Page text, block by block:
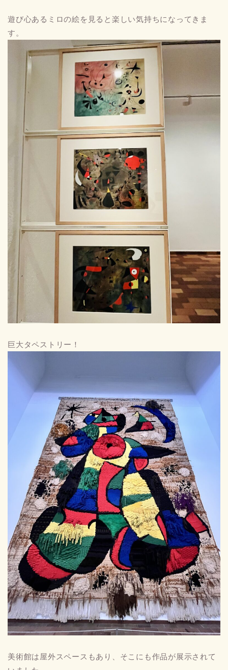
遊び心あるミロの絵を見ると楽しい気持ちになってきま
す。
巨大タペストリー！
美術館は屋外スペースもあり、そこにも作品が展示されて